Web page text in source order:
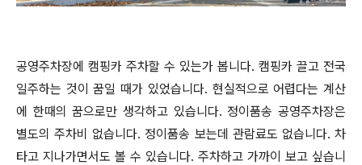
공영주차장에 캠핑카 주차할 수 있는가 봅니다. 캠핑카 끌고 전국
일주하는 것이 꿈일 때가 있었습니다. 현실적으로 어렵다는 계산
에 한때의 꿈으로만 생각하고 있습니다. 정이품송 공영주차장은
별도의 주차비 없습니다. 정이품송 보는데 관람료도 없습니다. 차
타고 지나가면서도 볼 수 있습니다. 주차하고 가까이 보고 싶습니